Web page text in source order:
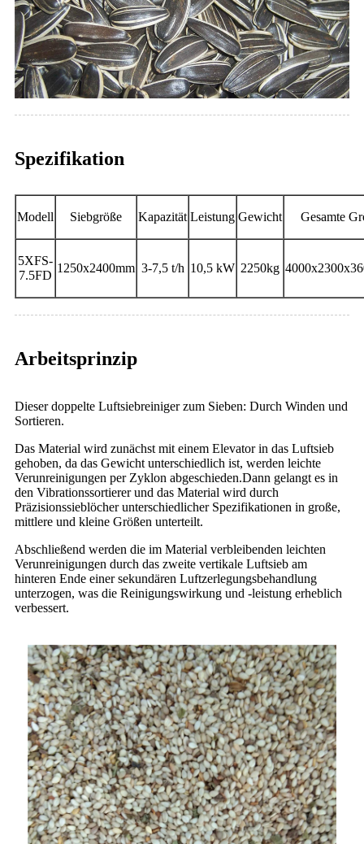
Spezifikation
Modell Siebgröße Kapazität Leistung Gewicht Gesamte
5XFS-
7.5FD
1250x2400mm 3-7,5 t/h 10,5 kW 2250kg
Arbeitsprinzip
Dieser doppelte Luftsiebreiniger zum Sieben: Durch Winden und
Sortieren.
Das Material wird zunächst mit einem Elevator in das Luftsieb
gehoben, da das Gewicht unterschiedlich ist, werden leichte
Verunreinigungen per Zyklon abgeschieden.Dann gelangt es in
den Vibrationssortierer und das Material wird durch
Präzisionssieblöcher unterschiedlicher Spezifikationen in große,
mittlere und kleine Größen unterteilt.
Abschließend werden die im Material verbleibenden leichten
Verunreinigungen durch das zweite vertikale Luftsieb am
hinteren Ende einer sekundären Luftzerlegungsbehandlung
unterzogen, was die Reinigungswirkung und -leistung erheblich
verbessert.